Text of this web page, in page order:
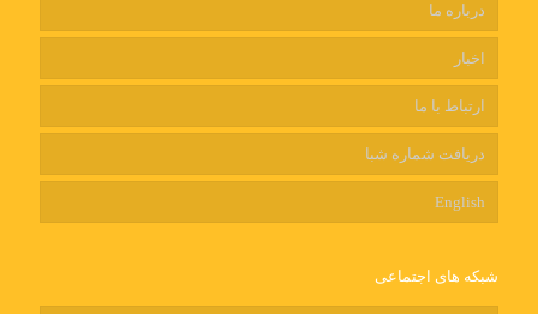
درباره ما
اخبار
ارتباط با ما
دریافت شماره شبا
English
شبکه های اجتماعی